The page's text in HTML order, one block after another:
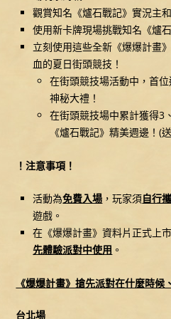
觀賞知名《爐石戰記》實況主
使用新卡牌現場挑戰知名《爐
立刻使用這些全新《爆爆計畫
血的夏日街頭競技！
在街頭競技場活動中，首
神秘大禮！
在街頭競技場中累計獲得3
《爐石戰記》精美週邊！(
！注意事項！
活動為免費入場 ，玩家須自行
遊戲。
在《爆爆計畫》資料片正式上
先體驗派對中使用 。
《爆爆計畫》搶先派對在什麼時候
台北場